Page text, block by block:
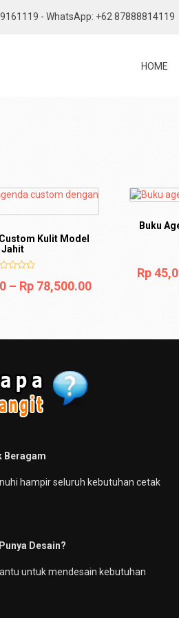
- WhatsApp: +62 87888814119
HOME
Kulit Model
Jahit
– Rp 78,500.00
Buku
Rp
Beragam
hampir seluruh kebutuhan cetak
Desain?
untuk mendesain kebutuhan